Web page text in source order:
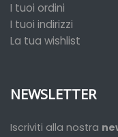
I tuoi ordini
I tuoi indirizzi
La tua wishlist
NEWSLETTER
Iscriviti alla nostra